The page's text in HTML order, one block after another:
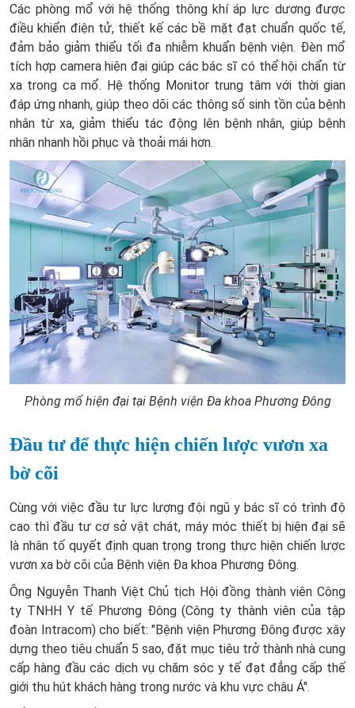
Các phòng mổ với hệ thống thông khí áp lực dương được
điều khiển điện tử, thiết kế các bề mặt đạt chuẩn quốc tế,
đảm bảo giảm thiểu tối đa nhiễm khuẩn bệnh viện. Đèn mổ
tích hợp camera hiện đại giúp các bác sĩ có thể hội chẩn từ
xa trong ca mổ. Hệ thống Monitor trung tâm với thời gian
đáp ứng nhanh, giúp theo dõi các thông số sinh tồn của bệnh
nhân từ xa, giảm thiểu tác động lên bệnh nhân, giúp bệnh
nhân nhanh hồi phục và thoải mái hơn.
Phòng mổ hiện đại tại Bệnh viện Đa khoa Phương Đông
Đầu tư để thực hiện chiến lược vươn xa
bờ cõi
Cùng với việc đầu tư lực lượng đội ngũ y bác sĩ có trình độ
cao thì đầu tư cơ sở vật chát, máy móc thiết bị hiện đại sẽ
là nhân tố quyết định quan trọng trong thực hiện chiến lược
vươn xa bờ cõi của Bệnh viện Đa khoa Phương Đông.
Ông Nguyễn Thanh Việt Chủ tịch Hội đồng thành viên Công
ty TNHH Y tế Phương Đông (Công ty thành viên của tập
đoàn Intracom) cho biết: "Bệnh viện Phương Đông được xây
dựng theo tiêu chuẩn 5 sao, đặt mục tiêu trở thành nhà cung
cấp hàng đầu các dịch vụ chăm sóc y tế đạt đẳng cấp thế
giới thu hút khách hàng trong nước và khu vực châu Á".